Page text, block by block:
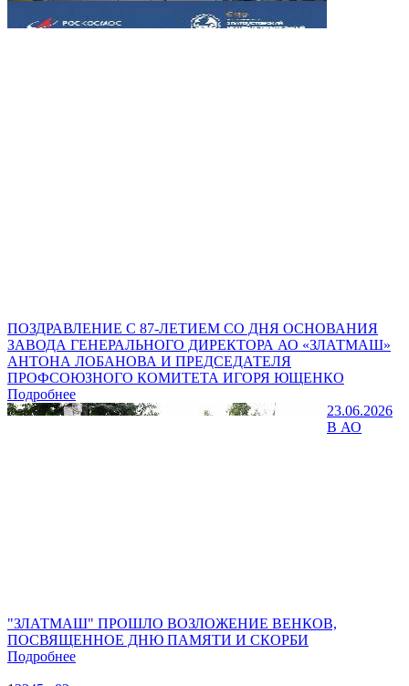
ПОЗДРАВЛЕНИЕ С 87-ЛЕТИЕМ СО ДНЯ ОСНОВАНИЯ
ЗАВОДА ГЕНЕРАЛЬНОГО ДИРЕКТОРА АО «ЗЛАТМАШ»
АНТОНА ЛОБАНОВА И ПРЕДСЕДАТЕЛЯ
ПРОФСОЮЗНОГО КОМИТЕТА ИГОРЯ ЮЩЕНКО
Подробнее
23.06.2026
В АО
"ЗЛАТМАШ" ПРОШЛО ВОЗЛОЖЕНИЕ ВЕНКОВ,
ПОСВЯЩЕННОЕ ДНЮ ПАМЯТИ И СКОРБИ
Подробнее